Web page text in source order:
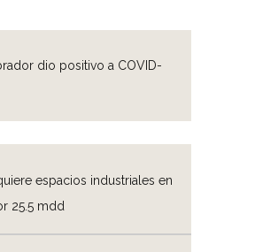
dio positivo a COVID-
espacios industriales en
25.5 mdd